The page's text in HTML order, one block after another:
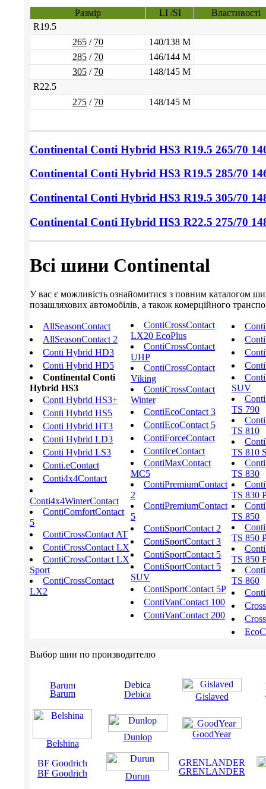
Размір LI /SI
Властивості
R19.5
265 / 70
140/138 M
285 / 70
146/144 M
305 / 70
148/145 M
R22.5
275 / 70 148/145 M
Continental Conti Hybrid HS3 R19.5 265/70
Continental Conti Hybrid HS3 R19.5 285/70
Continental Conti Hybrid HS3 R19.5 305/70
Continental Conti Hybrid HS3 R22.5 275/70
Всі шини Continental
У вас є можливість ознайомитися з повним каталогом
позашляхових автомобілів, а також комерційного
AllSeasonContact
AllSeasonContact 2
Conti Hybrid HD3
Conti Hybrid HD5
Continental Conti
Hybrid HS3
Conti Hybrid HS3+
Conti Hybrid HS5
Conti Hybrid HT3
Conti Hybrid LD3
Conti Hybrid LS3
Conti.eContact
Conti4x4Contact
Conti4x4WinterContact
ContiComfortContact
5
ContiCrossContact AT
ContiCrossContact LX
ContiCrossContact LX
Sport
ContiCrossContact
LX2
ContiCrossContact
LX20 EcoPlus
ContiCrossContact
UHP
ContiCrossContact
Viking
ContiCrossContact
Winter
ContiEcoContact 3
ContiEcoContact 5
ContiForceContact
ContiIceContact
ContiMaxContact
MC5
ContiPremiumContact
2
ContiPremiumContact
5
ContiSportContact 2
ContiSportContact 3
ContiSportContact 5
ContiSportContact 5
SUV
ContiSportContact 5P
ContiVanContact 100
ContiVanContact 200
SUV
TS 790
TS 810
TS 810
TS 830
TS 830
TS 850
TS 850
TS 850
TS 860
Выбор шин по производителю
Barum
Belshina
BF Goodrich
Debica
Dunlop
Durun
Gislaved
GoodYear
GRENLANDER